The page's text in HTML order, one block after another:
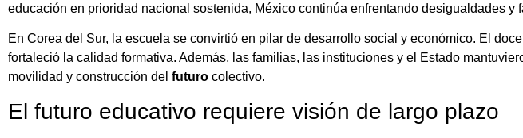
educación en prioridad nacional sostenida, México continúa enfrentando desigualdades y
En Corea del Sur, la escuela se convirtió en pilar de desarrollo social y económico. El
fortaleció la calidad formativa. Además, las familias, las instituciones y el Estado
movilidad y construcción del futuro colectivo.
El futuro educativo requiere visión de largo plazo